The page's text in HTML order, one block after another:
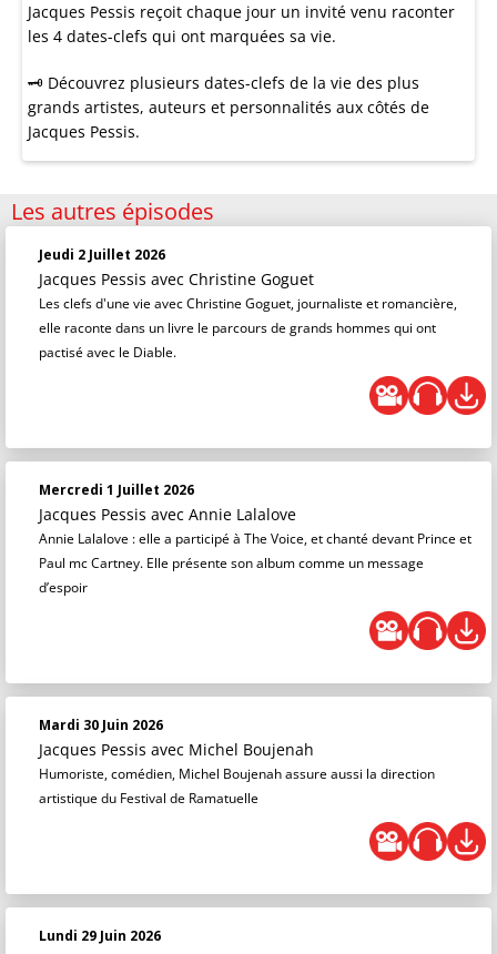
Jacques Pessis reçoit chaque jour un invité venu raconter
les 4 dates-clefs qui ont marquées sa vie.
🗝 Découvrez plusieurs dates-clefs de la vie des plus
grands artistes, auteurs et personnalités aux côtés de
Jacques Pessis.
Les autres épisodes
Jeudi 2 Juillet 2026
Jacques Pessis avec Christine Goguet
Les clefs d'une vie avec Christine Goguet, journaliste et romancière,
elle raconte dans un livre le parcours de grands hommes qui ont
pactisé avec le Diable.
Mercredi 1 Juillet 2026
Jacques Pessis avec Annie Lalalove
Annie Lalalove : elle a participé à The Voice, et chanté devant Prince et
Paul mc Cartney. Elle présente son album comme un message
d’espoir
Mardi 30 Juin 2026
Jacques Pessis avec Michel Boujenah
Humoriste, comédien, Michel Boujenah assure aussi la direction
artistique du Festival de Ramatuelle
Lundi 29 Juin 2026